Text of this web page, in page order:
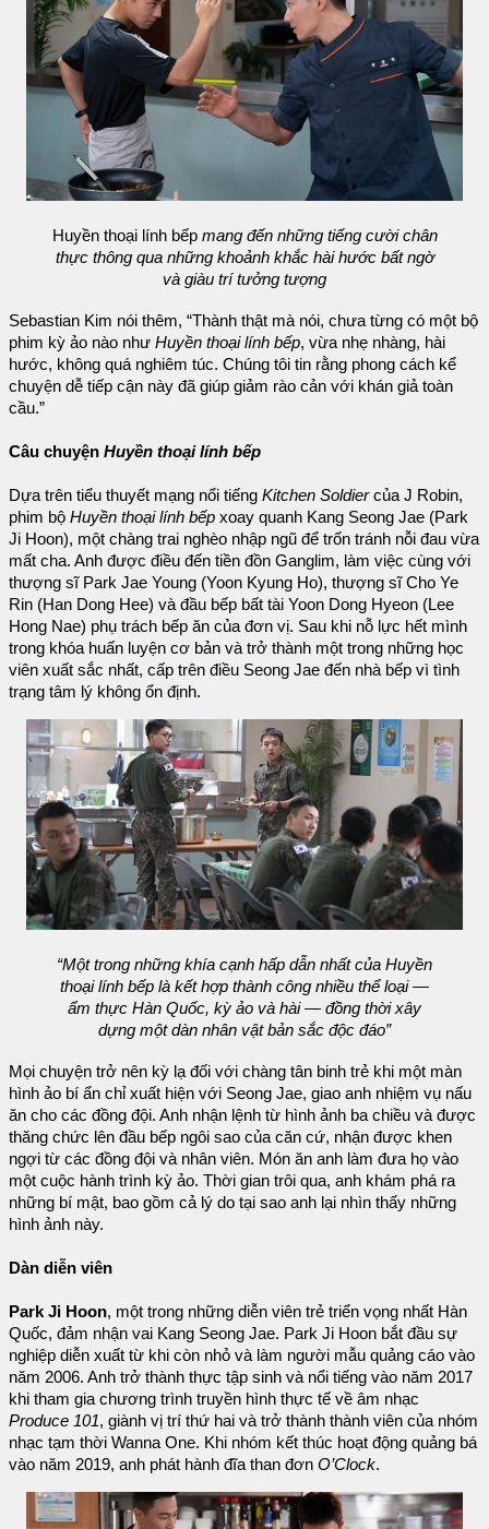
Huyền thoại lính bếp mang đến những tiếng cười chân
thực thông qua những khoảnh khắc hài hước bất ngờ
và giàu trí tưởng tượng
Sebastian Kim nói thêm, “Thành thật mà nói, chưa từng có một bộ
phim kỳ ảo nào như Huyền thoại lính bếp, vừa nhẹ nhàng, hài
hước, không quá nghiêm túc. Chúng tôi tin rằng phong cách kể
chuyện dễ tiếp cận này đã giúp giảm rào cản với khán giả toàn
cầu.”
Câu chuyện Huyền thoại lính bếp
Dựa trên tiểu thuyết mạng nổi tiếng Kitchen Soldiercủa J Robin,
phim bộ Huyền thoại lính bếp xoay quanh Kang Seong Jae (Park
Ji Hoon), một chàng trai nghèo nhập ngũ để trốn tránh nỗi đau vừa
mất cha. Anh được điều đến tiền đồn Ganglim, làm việc cùng với
thượng sĩ Park Jae Young (Yoon Kyung Ho), thượng sĩ Cho Ye
Rin (Han Dong Hee) và đầu bếp bất tài Yoon Dong Hyeon (Lee
Hong Nae) phụ trách bếp ăn của đơn vị. Sau khi nỗ lực hết mình
trong khóa huấn luyện cơ bản và trở thành một trong những học
viên xuất sắc nhất, cấp trên điều Seong Jae đến nhà bếp vì tình
trạng tâm lý không ổn định.
“Một trong những khía cạnh hấp dẫn nhất của Huyền
thoại lính bếp là kết hợp thành công nhiều thể loại —
ẩm thực Hàn Quốc, kỳ ảo và hài — đồng thời xây
dựng một dàn nhân vật bản sắc độc đáo”
Mọi chuyện trở nên kỳ lạ đối với chàng tân binh trẻ khi một màn
hình ảo bí ẩn chỉ xuất hiện với Seong Jae, giao anh nhiệm vụ nấu
ăn cho các đồng đội. Anh nhận lệnh từ hình ảnh ba chiều và được
thăng chức lên đầu bếp ngôi sao của căn cứ, nhận được khen
ngợi từ các đồng đội và nhân viên. Món ăn anh làm đưa họ vào
một cuộc hành trình kỳ ảo. Thời gian trôi qua, anh khám phá ra
những bí mật, bao gồm cả lý do tại sao anh lại nhìn thấy những
hình ảnh này.
Dàn diễn viên
Park Ji Hoon, một trong những diễn viên trẻ triển vọng nhất Hàn
Quốc, đảm nhận vai Kang Seong Jae. Park Ji Hoon bắt đầu sự
nghiệp diễn xuất từ khi còn nhỏ và làm người mẫu quảng cáo vào
năm 2006. Anh trở thành thực tập sinh và nổi tiếng vào năm 2017
khi tham gia chương trình truyền hình thực tế về âm nhạc
Produce 101, giành vị trí thứ hai và trở thành thành viên của nhóm
nhạc tạm thời Wanna One. Khi nhóm kết thúc hoạt động quảng bá
vào năm 2019, anh phát hành đĩa than đơn O’Clock.